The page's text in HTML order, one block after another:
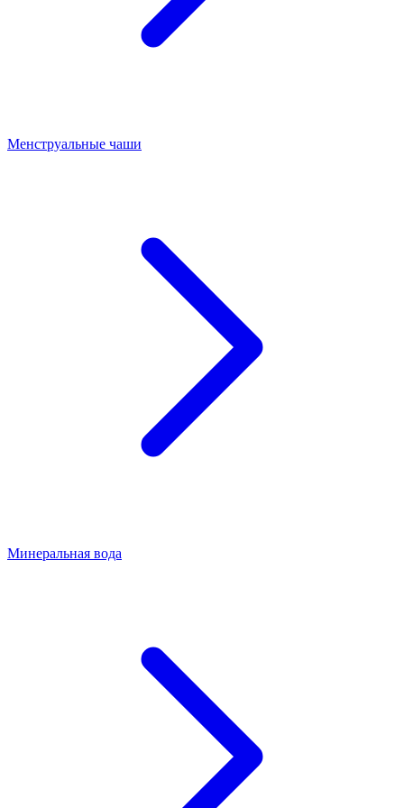
Менструальные чаши
Минеральная вода